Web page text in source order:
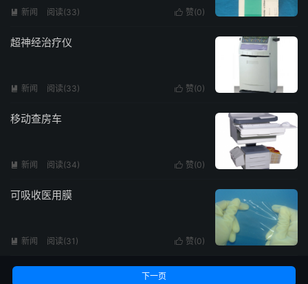
 赞(0)
 新闻 阅读(33)
超神经治疗仪
 赞(0)
 新闻 阅读(33)
移动查房车
 赞(0)
 新闻 阅读(34)
可吸收医用膜
 赞(0)
 新闻 阅读(31 )
下一页